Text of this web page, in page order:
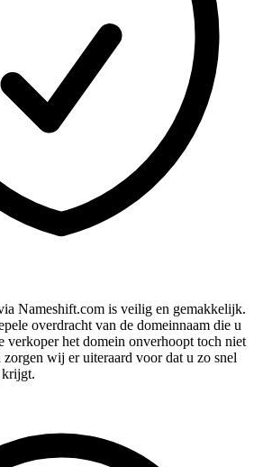
Nameshift.com is veilig en gemakkelijk.
overdracht van de domeinnaam die u
verkoper het domein onverhoopt toch niet
wij er uiteraard voor dat u zo snel